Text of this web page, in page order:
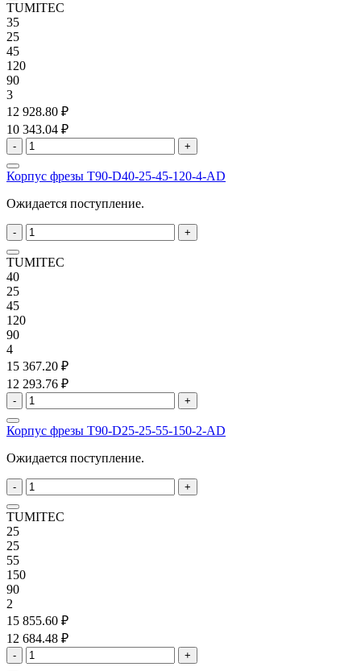
TUMITEC
35
25
45
120
90
3
12 928.80 ₽
10 343.04 ₽
- +
Корпус фрезы T90-D40-25-45-120-4-AD
Ожидается поступление.
- +
TUMITEC
40
25
45
120
90
4
15 367.20 ₽
12 293.76 ₽
- +
Корпус фрезы T90-D25-25-55-150-2-AD
Ожидается поступление.
- +
TUMITEC
25
25
55
150
90
2
15 855.60 ₽
12 684.48 ₽
- +